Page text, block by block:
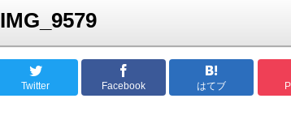
IMG_9579
Twitter Facebook はてブ